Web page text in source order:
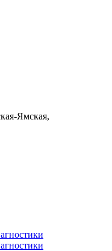
Ямская,